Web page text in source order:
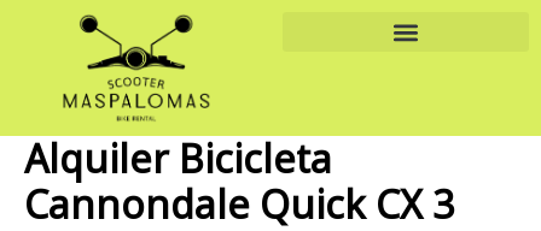
Alquiler Bicicleta
Cannondale Quick CX 3